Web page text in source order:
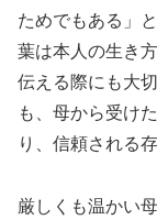
ためでもある」
葉は本人の生き
伝える際にも大
も、母から受け
り、信頼される
厳しくも温かい